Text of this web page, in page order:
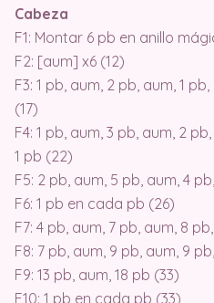
Cabeza
F1: Montar 6 pb en anillo
F2: [aum] x6 (12)
F3: 1 pb, aum, 2 pb, aum, 1
(17)
F4: 1 pb, aum, 3 pb, aum, 2
1 pb (22)
F5: 2 pb, aum, 5 pb, aum, 4
F6: 1 pb en cada pb (26)
F7: 4 pb, aum, 7 pb, aum, 8
F8: 7 pb, aum, 9 pb, aum, 9
F9: 13 pb, aum, 18 pb (33)
F10: 1 pb en cada pb (33)